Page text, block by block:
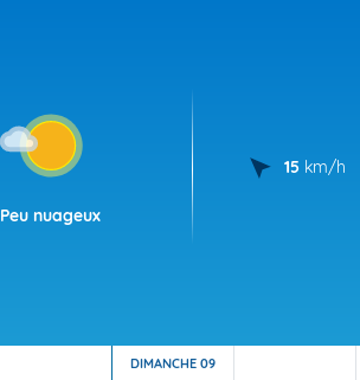
Peu nuageux
15 km/h
DIMANCHE 09